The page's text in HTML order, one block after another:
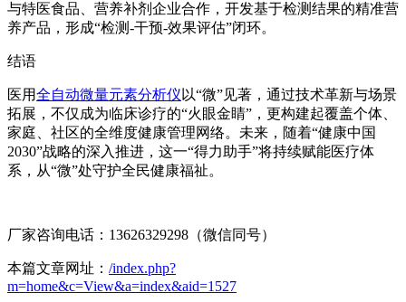
与特医食品、营养补剂企业合作，开发基于检测结果的精准营
养产品，形成“检测-干预-效果评估”闭环。
结语
医用全自动微量元素分析仪 以“微”见著，通过技术革新与场景
拓展，不仅成为临床诊疗的“火眼金睛”，更构建起覆盖个体、
家庭、社区的全维度健康管理网络。未来，随着“健康中国
2030”战略的深入推进，这一“得力助手”将持续赋能医疗体
系，从“微”处守护全民健康福祉。
厂家咨询电话：13626329298（微信同号）
本篇文章网址： /index.php?
m=home&c=View&a=index&aid=1527